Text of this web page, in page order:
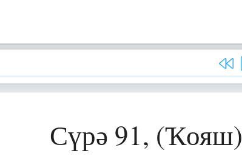
Сүрә 91, (Ҡояш)